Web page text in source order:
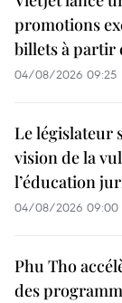
promotions
billets à partir
04/08/2026 09:25
Le législateur
vision de la
l’éducation
04/08/2026 09:00
Phu Tho
des